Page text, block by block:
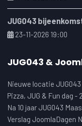
JUG043
23-11-2026 19:00
JUG043 &
Nieuwe locatie
Pizza, JUG & Fun dag -
Na 10 jaar JUG043
Verslag JoomlaDagen